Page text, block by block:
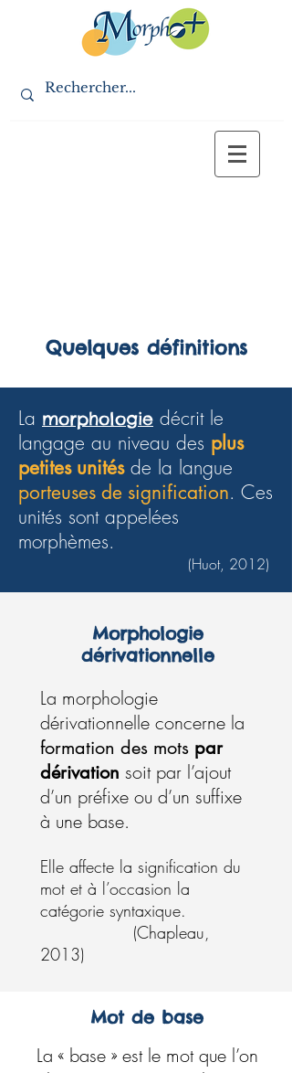
Quelques définitions
La morphologie décrit le
langage au niveau des plus
petites unitésde la langue
porteuses de signification. Ces
unités sont appelées
morphèmes.
(Huot, 2012)
Morphologie
dérivationnelle
La morphologie
dérivationnelle concerne la
formation des mots par
dérivation soit par l’ajout
d’un préfixe ou d’un suffixe
à une base.
Elle affecte la signification du
mot et à l’occasion la
catégorie syntaxique.
(Chapleau,
2013)
Mot de base
La « base » est le mot que l’on